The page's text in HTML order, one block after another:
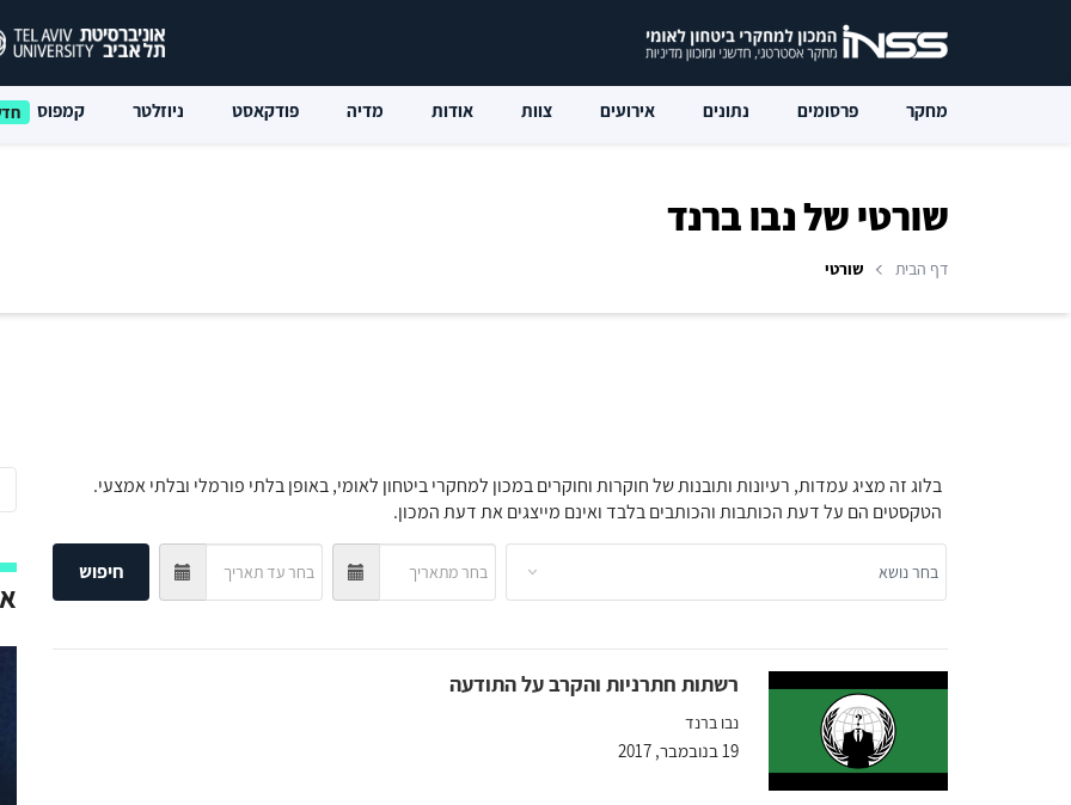
מחקר פרסומים נתונים אירועים צוות אודות מדיה פודקאסט ניוזלטר קמפוס
שורטי של נבו ברנד
דף הבית שורטי
בלוג זה מציג עמדות, רעיונות ותובנות של חוקרות וחוקרים במכון למחקרי ביטחון לאומי, באופן בלתי פורמלי ובלתי אמצעי.
הטקסטים הם על דעת הכותבות והכותבים בלבד ואינם מייצגים את דעת המכון.
חיפוש
רשתות חתרניות והקרב על התודעה
נבו ברנד
19 בנובמבר, 2017